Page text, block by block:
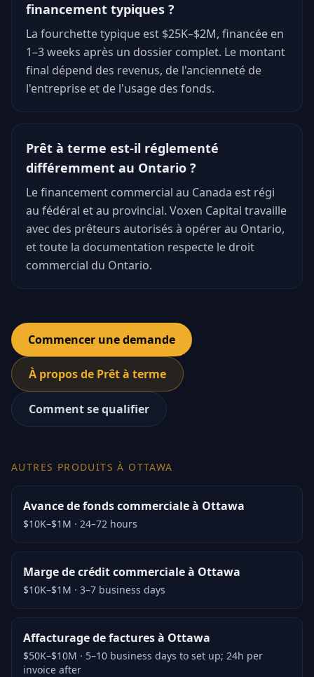
financement typiques ?
La fourchette typique est $25K–$2M, financée en
1–3 weeks après un dossier complet. Le montant
final dépend des revenus, de l'ancienneté de
l'entreprise et de l'usage des fonds.
Prêt à terme est-il réglementé
différemment au Ontario ?
Le financement commercial au Canada est régi
au fédéral et au provincial. Voxen Capital travaille
avec des prêteurs autorisés à opérer au Ontario,
et toute la documentation respecte le droit
commercial du Ontario.
Commencer une demande
À propos de Prêt à terme
Comment se qualifier
AUTRES PRODUITS À OTTAWA
Avance de fonds commerciale à Ottawa
$10K–$1M · 24–72 hours
Marge de crédit commerciale à Ottawa
$10K–$1M · 3–7 business days
Affacturage de factures à Ottawa
$50K–$10M · 5–10 business days to set up; 24h per
invoice after